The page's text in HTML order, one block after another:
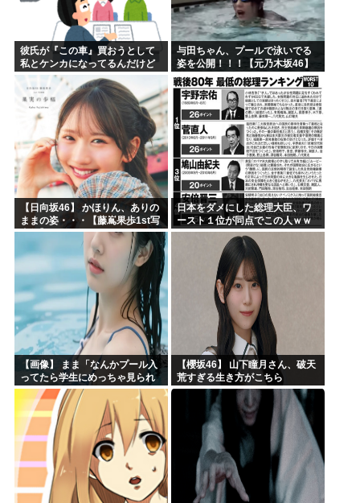
彼氏が『この車』買おうとして
私とケンカになってるんだけど
ｗｗｗｗｗｗ
与田ちゃん、プールで泳いでる
姿を公開！！！【元乃木坂46】
【日向坂46】 かほりん、ありの
ままの姿・・・【藤嶌果歩1st写
真集】
日本をダメにした総理大臣、ワ
ースト１位が同点でこの人ｗｗ
ｗｗｗｗ
【画像】 まま「なんかプール入
ってたら学生にめっちゃ見られ
たw」
【櫻坂46】 山下瞳月さん、破天
荒すぎる生き方がこちら